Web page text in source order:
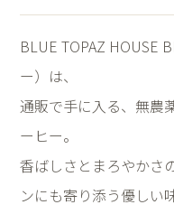
BLUE TOPAZ HOUSE
ー）は、
通販で手に入る、無農
ーヒー。
香ばしさとまろやかさ
ンにも寄り添う優しい